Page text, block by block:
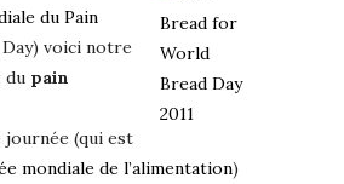
du Pain
voici notre
du pain
(qui est
mondiale de l’alimentation)